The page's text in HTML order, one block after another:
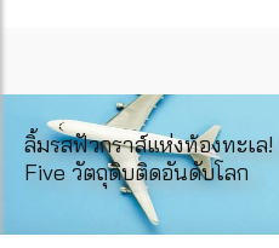
ลิ้มรสฟัวกราส์แห่งท้องทะเล
Five วัตถุดิบติดอันดับโลก